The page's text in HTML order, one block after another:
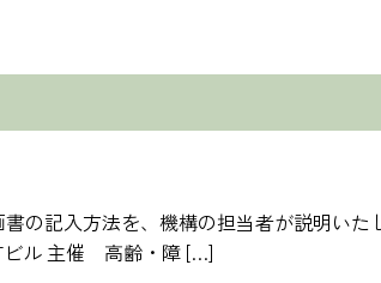
経営相談
務・記帳相談
・助成金・給付金
営発達支援計画
の記入方法を、機構の担当者が説明い
ル 主催 高齢・障 […]